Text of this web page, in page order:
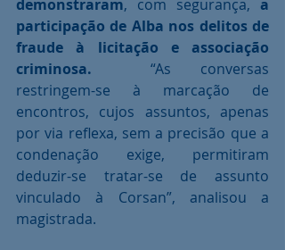
demonstraram, com segurança, a
participação de Alba nos delitos de
fraude à licitação e associação
criminosa.
  “As conversas
restringem-se à marcação de
encontros, cujos assuntos, apenas
por via reflexa, sem a precisão que a
condenação exige, permitiram
deduzir-se tratar-se de assunto
vinculado à Corsan”, analisou a
magistrada.